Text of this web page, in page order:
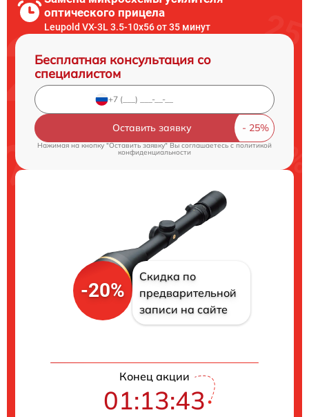
оптического прицела
Leupold VX-3L 3.5-10x56 от 35 минут
Бесплатная консультация со
специалистом
Оставить заявку
Нажимая на кнопку "Оставить заявку" Вы соглашаетесь cполитикой
конфиденциальности
-20%
Скидка по
предварительной
записи на сайте
Конец акции
01:13:42